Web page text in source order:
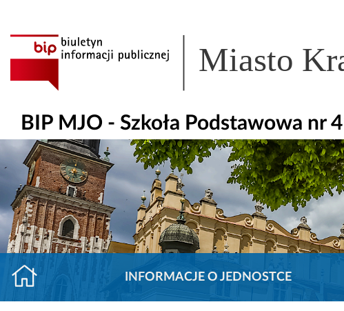
Miasto
BIP MJO - Szkoła Podstawowa nr
INFORMACJE O JEDNOSTCE